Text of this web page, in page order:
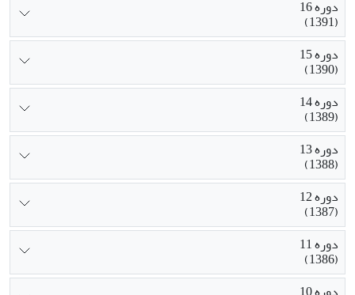
دوره 16
(1391)
دوره 15
(1390)
دوره 14
(1389)
دوره 13
(1388)
دوره 12
(1387)
دوره 11
(1386)